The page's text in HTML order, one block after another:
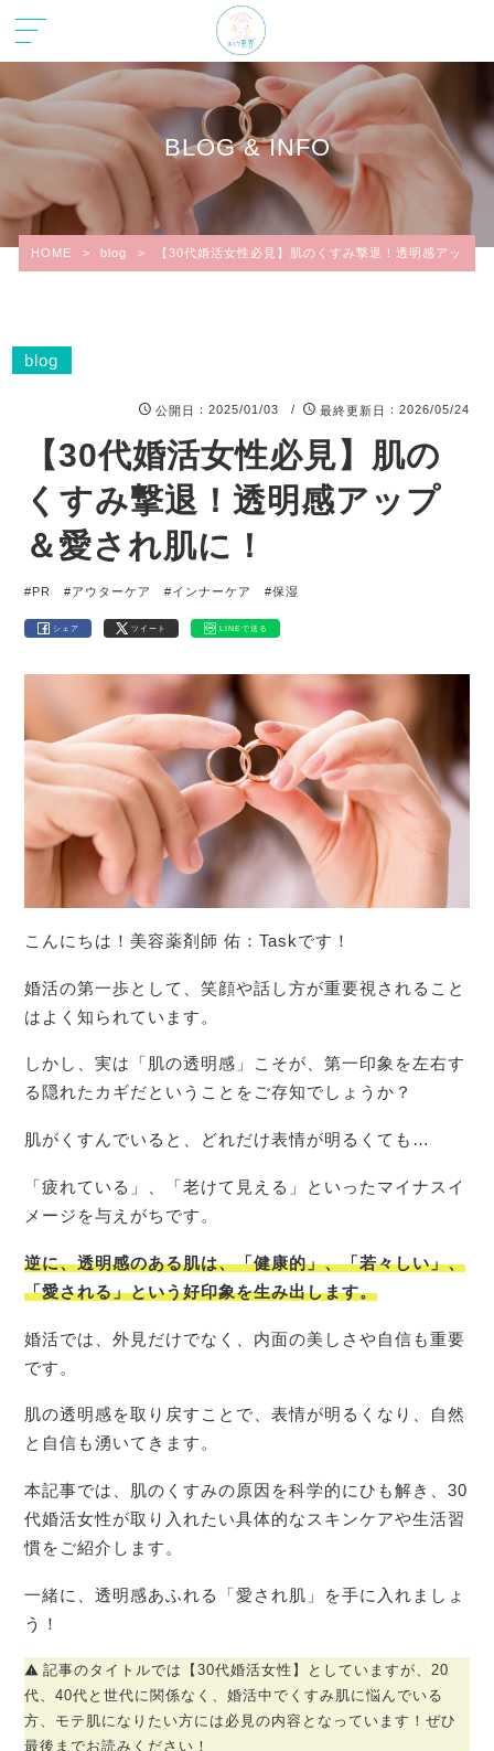
BLOG & INFO
HOME > blog > 【30代婚活女性必見】肌のくすみ撃退！透明感アップ＆
blog
公開日 ：2025/01/03 / 最終更新日 ：2026/05/24
【30代婚活女性必見】肌の
くすみ撃退！透明感アップ
＆愛され肌に！
#PR #アウターケア #インナーケア #保湿
シェア ツイート LINEで送る
こんにちは！美容薬剤師 佑：Taskです！
婚活の第一歩として、笑顔や話し方が重要視されること
はよく知られています。
しかし、実は「肌の透明感」こそが、第一印象を左右す
る隠れたカギだということをご存知でしょうか？
肌がくすんでいると、どれだけ表情が明るくても…
「疲れている」、「老けて見える」といったマイナスイ
メージを与えがちです。
逆に、透明感のある肌は、「健康的」、「若々しい」、
「愛される」という好印象を生み出します。
婚活では、外見だけでなく、内面の美しさや自信も重要
です。
肌の透明感を取り戻すことで、表情が明るくなり、自然
と自信も湧いてきます。
本記事では、肌のくすみの原因を科学的にひも解き、30
代婚活女性が取り入れたい具体的なスキンケアや生活習
慣をご紹介します。
一緒に、透明感あふれる「愛され肌」を手に入れましょ
う！
記事のタイトルでは【30代婚活女性】としていますが、20
代、40代と世代に関係なく、婚活中でくすみ肌に悩んでいる
方、モテ肌になりたい方には必見の内容となっています！ぜひ
最後までお読みください！